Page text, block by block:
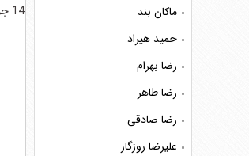
14 جولای, 2019
ماکان بند
حمید هیراد
رضا بهرام
رضا طاهر
رضا صادقی
علیرضا روزگار